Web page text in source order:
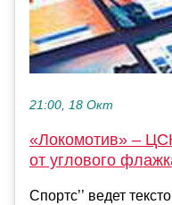
21:00, 18 Окт
«Локомотив» –
от углового
Спортс’’ ведет